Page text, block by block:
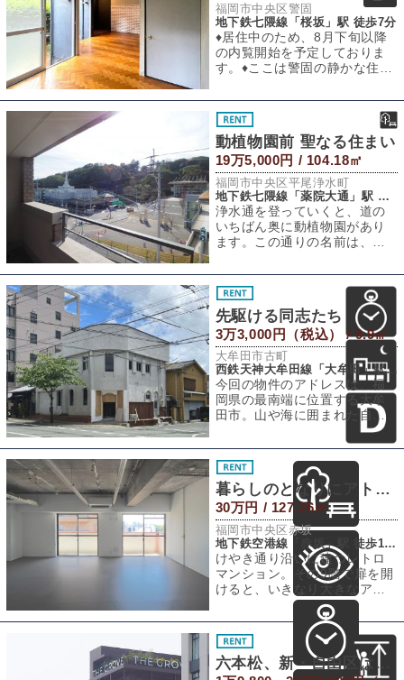
福岡市中央区警固
地下鉄七隈線「桜坂」駅 徒歩7分
♦︎居住中のため、8月下旬以降
の内覧開始を予定しておりま
す。♦︎ここは警固の静かな住宅
様な箱が
動植物園前 聖なる住まい
19万5,000円 / 104.18㎡
福岡市中央区平尾浄水町
地下鉄七隈線「薬院大通」駅 徒歩13分
浄水通を登っていくと、道の
いちばん奥に動植物園があり
ます。この通りの名前は、か
たことに由来して
先駆ける同志たち
3万3,000円（税込） / 9.9㎡
大牟田市古町
西鉄天神大牟田線「大牟田」駅 徒歩9分
今回の物件のアドレスは、福
岡県の最南端に位置する大牟
田市。山や海に囲まれた自然
豊かな場所でありながら、公
共交通アクセスは
暮らしのとなりにアトリエ
30万円 / 127.26㎡
福岡市中央区赤坂
地下鉄空港線「赤坂」駅 徒歩13分
けやき通り沿いに建つレトロ
マンション。その9階で扉を開
けると、いきなり大きなアト
リエが現れます。グレーの床
に、コンクリー
六本松、新・自由区はじまる